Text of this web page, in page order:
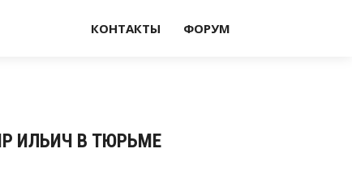
КОНТАКТЫ ФОРУМ
ИЛЬИЧ В ТЮРЬМЕ